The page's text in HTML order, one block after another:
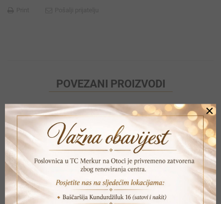
POVEZANI PROIZVODI
×